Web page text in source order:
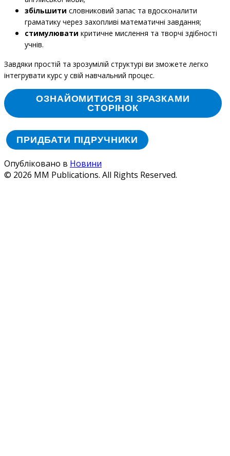
збільшити словниковий запас та вдосконалити
граматику через захопливі математичні завдання;
стимулювати критичне мислення та творчі здібності
учнів.
Завдяки простій та зрозумілій структурі ви зможете легко
інтегрувати курс у свій навчальний процес.
ОЗНАЙОМИТИСЯ ЗІ ЗРАЗКАМИ
СТОРІНОК
ПРИДБАТИ ПІДРУЧНИКИ
Опубліковано в Новини
© 2026 MM Publications. All Rights Reserved.